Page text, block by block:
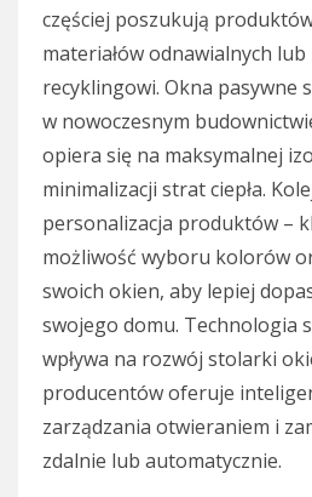
częściej poszukują
materiałów odnawialnych
recyklingowi. Okna pasywne
w nowoczesnym
opiera się na maksymalnej
minimalizacji strat ciepła.
personalizacja produktów –
możliwość wyboru kolorów
swoich okien, aby lepiej
swojego domu. Technologia
wpływa na rozwój stolarki
producentów oferuje
zarządzania otwieraniem i
zdalnie lub automatycznie.